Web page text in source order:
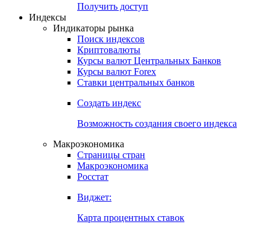
Получить доступ
Индексы
Индикаторы рынка
Поиск индексов
Криптовалюты
Курсы валют Центральных Банков
Курсы валют Forex
Ставки центральных банков
Создать индекс
Возможность создания своего индекса
Макроэкономика
Страницы стран
Макроэкономика
Росстат
Виджет:
Карта процентных ставок